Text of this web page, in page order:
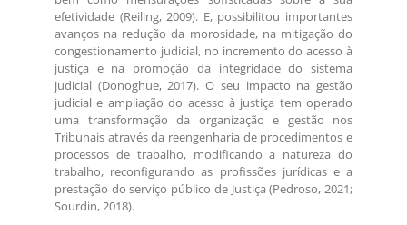
efetividade (Reiling, 2009). E, possibilitou importantes
avanços na redução da morosidade, na mitigação do
congestionamento judicial, no incremento do acesso à
justiça e na promoção da integridade do sistema
judicial (Donoghue, 2017). O seu impacto na gestão
judicial e ampliação do acesso à justiça tem operado
uma transformação da organização e gestão nos
Tribunais através da reengenharia de procedimentos e
processos de trabalho, modificando a natureza do
trabalho, reconfigurando as profissões jurídicas e a
prestação do serviço público de Justiça (Pedroso, 2021;
Sourdin, 2018).